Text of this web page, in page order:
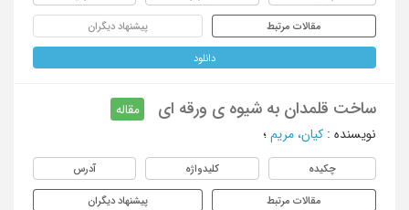
مقالات مرتبط پیشنهاد دیگران
دانلود
ساخت قلمدان به شیوه ی ورقه ای
مقاله
نویسنده : کیان، مریم ؛
چکیده کلیدواژه آدرس
مقالات مرتبط پیشنهاد دیگران